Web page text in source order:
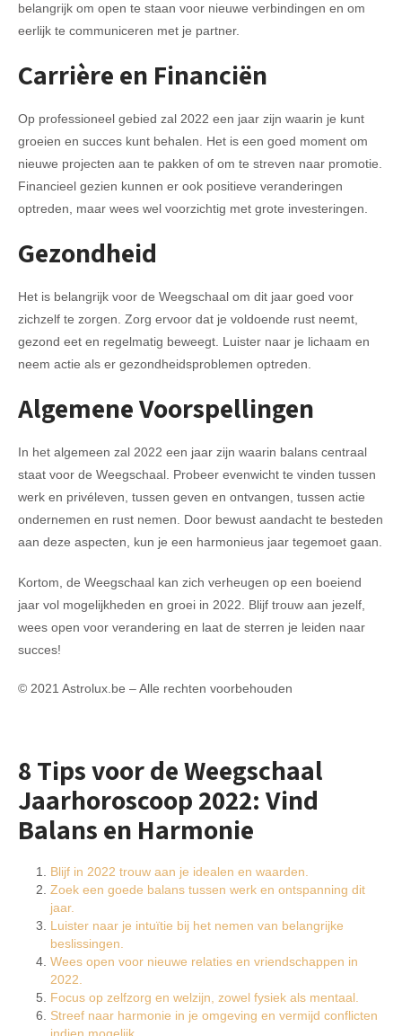
belangrijk om open te staan voor nieuwe verbindingen en om
eerlijk te communiceren met je partner.
Carrière en Financiën
Op professioneel gebied zal 2022 een jaar zijn waarin je kunt
groeien en succes kunt behalen. Het is een goed moment om
nieuwe projecten aan te pakken of om te streven naar promotie.
Financieel gezien kunnen er ook positieve veranderingen
optreden, maar wees wel voorzichtig met grote investeringen.
Gezondheid
Het is belangrijk voor de Weegschaal om dit jaar goed voor
zichzelf te zorgen. Zorg ervoor dat je voldoende rust neemt,
gezond eet en regelmatig beweegt. Luister naar je lichaam en
neem actie als er gezondheidsproblemen optreden.
Algemene Voorspellingen
In het algemeen zal 2022 een jaar zijn waarin balans centraal
staat voor de Weegschaal. Probeer evenwicht te vinden tussen
werk en privéleven, tussen geven en ontvangen, tussen actie
ondernemen en rust nemen. Door bewust aandacht te besteden
aan deze aspecten, kun je een harmonieus jaar tegemoet gaan.
Kortom, de Weegschaal kan zich verheugen op een boeiend
jaar vol mogelijkheden en groei in 2022. Blijf trouw aan jezelf,
wees open voor verandering en laat de sterren je leiden naar
succes!
© 2021 Astrolux.be – Alle rechten voorbehouden
8 Tips voor de Weegschaal
Jaarhoroscoop 2022: Vind
Balans en Harmonie
Blijf in 2022 trouw aan je idealen en waarden.
Zoek een goede balans tussen werk en ontspanning dit
jaar.
Luister naar je intuïtie bij het nemen van belangrijke
beslissingen.
Wees open voor nieuwe relaties en vriendschappen in
2022.
Focus op zelfzorg en welzijn, zowel fysiek als mentaal.
Streef naar harmonie in je omgeving en vermijd conflicten